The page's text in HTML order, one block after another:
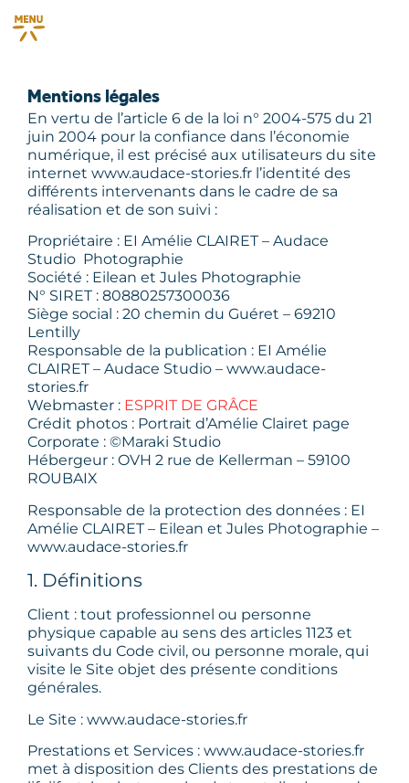
Mentions légales
En vertu de l’article 6 de la loi n° 2004-575 du 21
juin 2004 pour la confiance dans l’économie
numérique, il est précisé aux utilisateurs du site
internet www.audace-stories.fr l’identité des
différents intervenants dans le cadre de sa
réalisation et de son suivi :
Propriétaire : EI Amélie CLAIRET – Audace
Studio Photographie
Société : Eilean et Jules Photographie
N° SIRET : 80880257300036
Siège social : 20 chemin du Guéret – 69210
Lentilly
Responsable de la publication : EI Amélie
CLAIRET – Audace Studio – www.audace-
stories.fr
Webmaster : ESPRIT DE GRÂCE
Crédit photos : Portrait d’Amélie Clairet page
Corporate : ©Maraki Studio
Hébergeur : OVH 2 rue de Kellerman – 59100
ROUBAIX
Responsable de la protection des données : EI
Amélie CLAIRET – Eilean et Jules Photographie –
www.audace-stories.fr
1. Définitions
Client : tout professionnel ou personne
physique capable au sens des articles 1123 et
suivants du Code civil, ou personne morale, qui
visite le Site objet des présente conditions
générales.
Le Site : www.audace-stories.fr
Prestations et Services : www.audace-stories.fr
met à disposition des Clients des prestations de